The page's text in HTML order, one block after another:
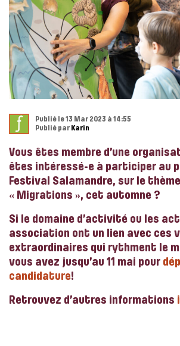
Publié le 13 Mar 2023 à 14:55
Publié par Karin
Vous êtes membre d’une
êtes intéressé-e à participer au
Festival Salamandre, sur le
« Migrations », cet automne ?
Si le domaine d’activité ou les
association ont un lien avec ces
extraordinaires qui rythment le
vous avez jusqu’au 11 mai pour
candidature!
Retrouvez d’autres informations